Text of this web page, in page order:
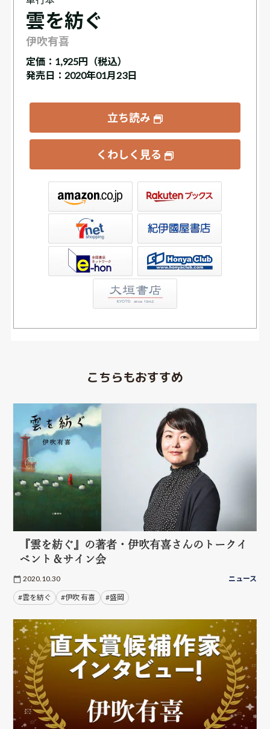
雲を紡ぐ
伊吹有喜
定価： 1,925円（税込）
発売日：2020年01月23日
立ち読み
くわしく見る
書店ウェブストア
こちらもおすすめ
『雲を紡ぐ』の著者・伊吹有喜さんのトークイ
ベント＆サイン会
2020.10.30 ニュース
#雲を紡ぐ #伊吹 有喜 #盛岡